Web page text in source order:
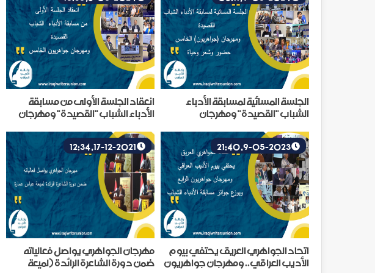
الجلسة المسائية لمسابقة الأدباء
الشباب "القصيدة" ومهرجان
وحياة
انعقاد الجلسة الأولى من مسابقة
الأدباء الشباب "القصيدة" ومهرجان
اتحاد الجواهري العريق يحتفي بيوم
الأديب العراقي.. ومهرجان جواهريون
17-12-2021, 12:34
مهرجان الجواهري يواصل فعالياته
ضمن دورة الشاعرة الرائدة (لميعة